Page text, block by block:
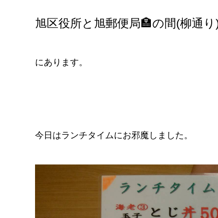
旭区役所と旭郵便局🏣の間(柳通り
にあります。
今日はランチタイムにお邪魔しました。